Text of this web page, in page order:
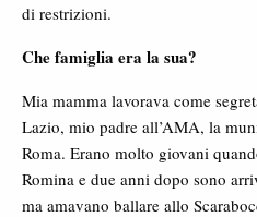
di restrizioni.
Che famiglia era la sua?
Mia mamma lavorava come
Lazio, mio padre all’AMA, la
Roma. Erano molto giovani
Romina e due anni dopo sono
ma amavano ballare allo